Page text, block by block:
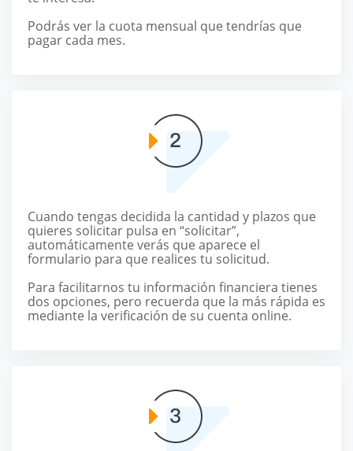
Podrás ver la cuota mensual que tendrías que
pagar cada mes.
Cuando tengas decidida la cantidad y plazos que
quieres solicitar pulsa en “solicitar”,
automáticamente verás que aparece el
formulario para que realices tu solicitud.
Para facilitarnos tu información financiera tienes
dos opciones, pero recuerda que la más rápida es
mediante la verificación de su cuenta online.